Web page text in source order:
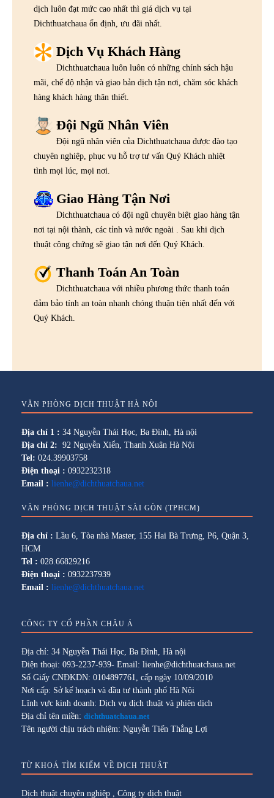
dịch luôn đạt mức cao nhất thì giá dịch vụ tại
Dichthuatchaua ổn định, ưu đãi nhất.
Dịch Vụ Khách Hàng
Dichthuatchaua luôn luôn có những chính sách hậu
mãi, chế độ nhận và giao bản dịch tận nơi, chăm sóc khách
hàng khách hàng thân thiết.
Đội Ngũ Nhân Viên
Đội ngũ nhân viên của Dichthuatchaua được đào tạo
chuyên nghiệp, phục vụ hỗ trợ tư vấn Quý Khách nhiệt
tình mọi lúc, mọi nơi.
Giao Hàng Tận Nơi
Dichthuatchaua có đội ngũ chuyên biệt giao hàng tận
nơi tại nội thành, các tỉnh và nước ngoài . Sau khi dịch
thuật công chứng sẽ giao tận nơi đến Quý Khách.
Thanh Toán An Toàn
Dichthuatchaua với nhiều phương thức thanh toán
đảm bảo tính an toàn nhanh chóng thuận tiện nhất đến với
Quý Khách.
VĂN PHÒNG DỊCH THUẬT HÀ NỘI
Địa chỉ 1 : 34 Nguyễn Thái Học, Ba Đình, Hà nội
Địa chỉ 2: 92 Nguyễn Xiển, Thanh Xuân Hà Nội
Tel: 024.39903758
Điện thoại : 0932232318
Email : lienhe@dichthuatchaua.net
VĂN PHÒNG DỊCH THUẬT SÀI GÒN (TPHCM)
Địa chỉ : Lầu 6, Tòa nhà Master, 155 Hai Bà Trưng, P6, Quận 3,
HCM
Tel : 028.66829216
Điện thoại : 0932237939
Email : lienhe@dichthuatchaua.net
CÔNG TY CỔ PHẦN CHÂU Á
Địa chỉ: 34 Nguyễn Thái Học, Ba Đình, Hà nội
Điện thoại: 093-2237-939- Email: lienhe@dichthuatchaua.net
Số Giấy CNĐKDN: 0104897761, cấp ngày 10/09/2010
Nơi cấp: Sở kế hoạch và đầu tư thành phố Hà Nội
Lĩnh vực kinh doanh: Dịch vụ dịch thuật và phiên dịch
Địa chỉ tên miền: dichthuatchaua.net
Tên người chịu trách nhiệm: Nguyễn Tiến Thắng Lợi
TỪ KHOÁ TÌM KIẾM VỀ DỊCH THUẬT
Dịch thuật chuyên nghiệp , Công ty dịch thuật